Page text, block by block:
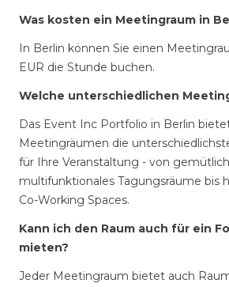
Was kosten ein Meetingraum in
In Berlin können Sie einen
EUR die Stunde buchen.
Welche unterschiedlichen
Das Event Inc Portfolio in Berlin
Meetingräumen die
für Ihre Veranstaltung - von
multifunktionales Tagungsräume bis
Co-Working Spaces.
Kann ich den Raum auch für ein
mieten?
Jeder Meetingraum bietet auch